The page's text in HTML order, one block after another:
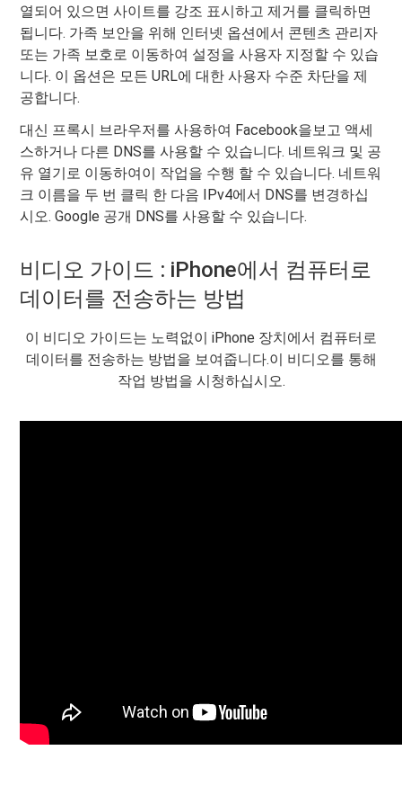
열되어 있으면 사이트를 강조 표시하고 제거를 클릭하면
됩니다. 가족 보안을 위해 인터넷 옵션에서 콘텐츠 관리자
또는 가족 보호로 이동하여 설정을 사용자 지정할 수 있습
니다. 이 옵션은 모든 URL에 대한 사용자 수준 차단을 제
공합니다.
대신 프록시 브라우저를 사용하여 Facebook을보고 액세
스하거나 다른 DNS를 사용할 수 있습니다. 네트워크 및 공
유 열기로 이동하여이 작업을 수행 할 수 있습니다. 네트워
크 이름을 두 번 클릭 한 다음 IPv4에서 DNS를 변경하십
시오. Google 공개 DNS를 사용할 수 있습니다.
비디오 가이드 : iPhone에서 컴퓨터로
데이터를 전송하는 방법
이 비디오 가이드는 노력없이 iPhone 장치에서 컴퓨터로
데이터를 전송하는 방법을 보여줍니다.이 비디오를 통해
작업 방법을 시청하십시오.